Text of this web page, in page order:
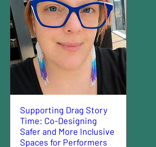
Supporting Drag Story
Time: Co-Designing
Safer and More Inclusive
Spaces for Performers